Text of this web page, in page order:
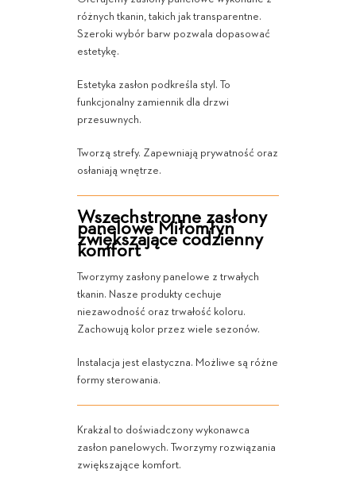
różnych tkanin, takich jak transparentne.
Szeroki wybór barw pozwala dopasować
estetykę.
Estetyka zasłon podkreśla styl. To
funkcjonalny zamiennik dla drzwi
przesuwnych.
Tworzą strefy. Zapewniają prywatność oraz
osłaniają wnętrze.
Wszechstronne zasłony
panelowe Miłomłyn
zwiększające codzienny
komfort
Tworzymy zasłony panelowe z trwałych
tkanin. Nasze produkty cechuje
niezawodność oraz trwałość koloru.
Zachowują kolor przez wiele sezonów.
Instalacja jest elastyczna. Możliwe są różne
formy sterowania.
Krakżal to doświadczony wykonawca
zasłon panelowych. Tworzymy rozwiązania
zwiększające komfort.